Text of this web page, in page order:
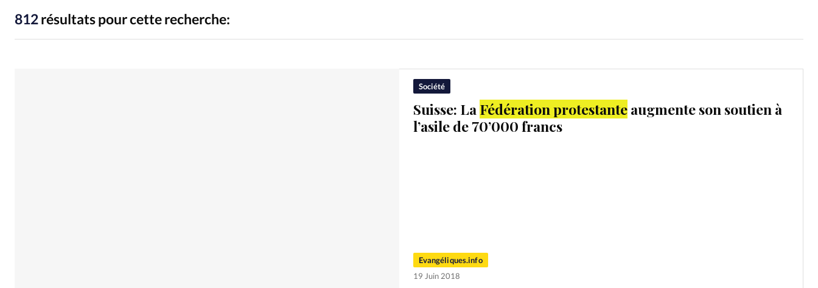
812 résultats pour cette recherche:
Société
Suisse: La Fédération protestanteaugmente son soutien à
l’asile de 70’000 francs
Evangéliques.info
19 Juin 2018